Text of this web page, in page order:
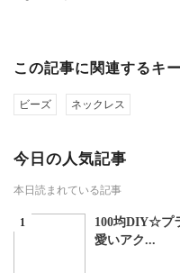
この記事に関連するキ
ビーズ ネックレス
今日の人気記事
本日読まれている記事
100均DIY☆プ
愛いアク...